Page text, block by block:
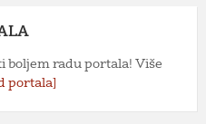
boljem radu portala! Više
portala]